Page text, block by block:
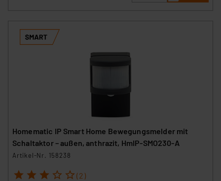
Homematic IP Smart Home Bewegungsmelder mit
Schaltaktor – außen, anthrazit, HmIP-SMO230-A
Artikel-Nr. 158238
1 2 3 4 5 (2)